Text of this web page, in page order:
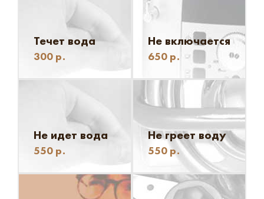
Течет вода
300 р.
Не включается
650 р.
Не идет вода
550 р.
Не греет воду
550 р.